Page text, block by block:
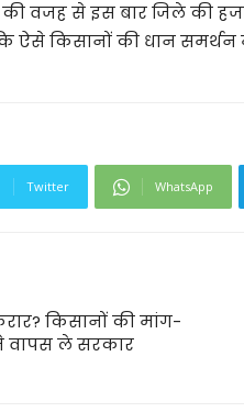
वजह से इस बार जिले की
ऐसे किसानों की धान समर्थन
Twitter WhatsApp
किसानों की मांग-
वापस ले सरकार